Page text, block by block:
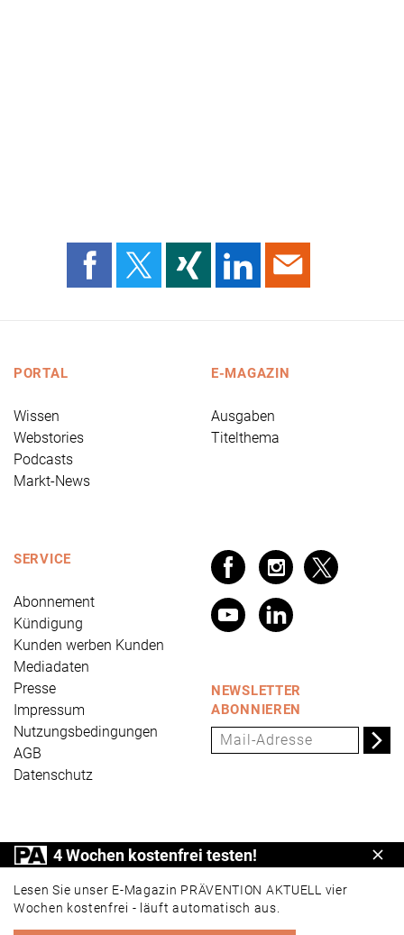
PORTAL
Wissen
Webstories
Podcasts
Markt-News
E-MAGAZIN
Ausgaben
Titelthema
SERVICE
Abonnement
Kündigung
Kunden werben Kunden
Mediadaten
Presse
Impressum
Nutzungsbedingungen
AGB
Datenschutz
NEWSLETTER
ABONNIEREN
PRÄVENTION AKTUELL ist ein Produkt der Universum
Verlag GmbH, Wettinerstraße 3-5, 65189 Wiesbaden,
www.universum.de,info@universum.de
4 Wochen kostenfrei testen!
Lesen Sie unser E-Magazin PRÄVENTION AKTUELL vier
Wochen kostenfrei - läuft automatisch aus.